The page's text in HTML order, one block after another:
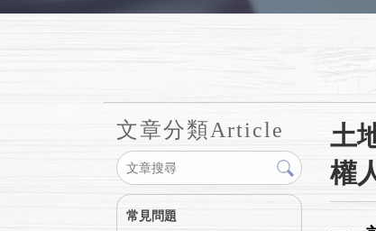
文章分類Article
常見問題
土
權